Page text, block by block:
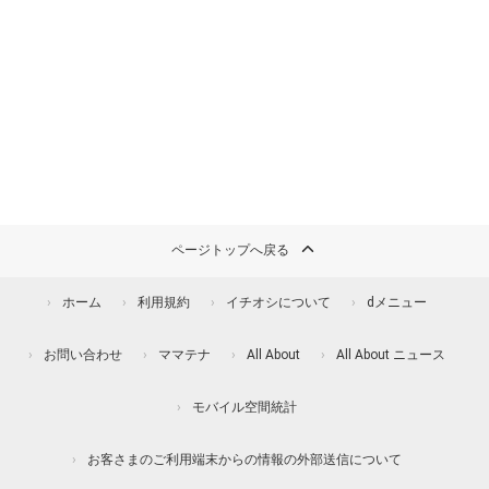
ページトップへ戻る
ホーム 利用規約 イチオシについて dメニュー
お問い合わせ ママテナ All About All About ニュース
モバイル空間統計
お客さまのご利用端末からの情報の外部送信について